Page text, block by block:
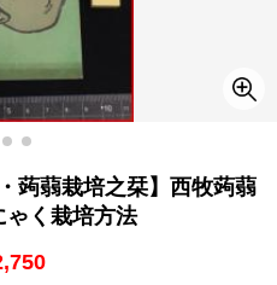
蒟蒻栽培之栞】西牧蒟蒻
く栽培方法